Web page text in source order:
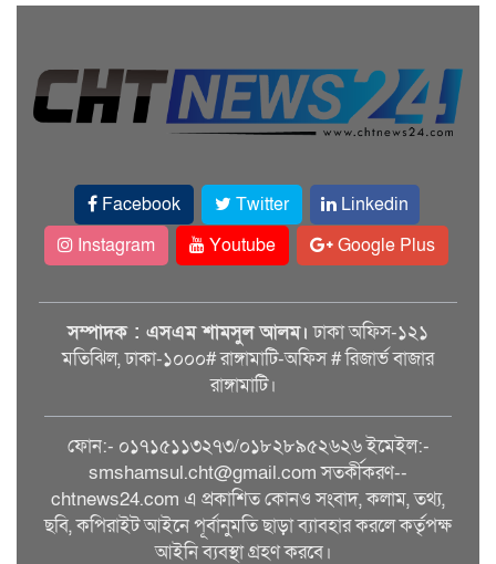
Facebook Twitter
Linkedin
Instagram
Youtube Google Plus
সম্পাদক : এসএম শামসুল আলম। ঢাকা অফিস-১২১
মতিঝিল, ঢাকা-১০০০# রাঙ্গামাটি-অফিস # রিজার্ভ বাজার
রাঙ্গামাটি।
ফোন:- ০১৭১৫১১৩২৭৩/০১৮২৮৯৫২৬২৬ ইমেইল:-
smshamsul.cht@gmail.com সতর্কীকরণ--
chtnews24.com এ প্রকাশিত কোনও সংবাদ, কলাম, তথ্য,
ছবি, কপিরাইট আইনে পূর্বানুমতি ছাড়া ব্যাবহার করলে কর্তৃপক্ষ
আইনি ব্যবস্থা গ্রহণ করবে।